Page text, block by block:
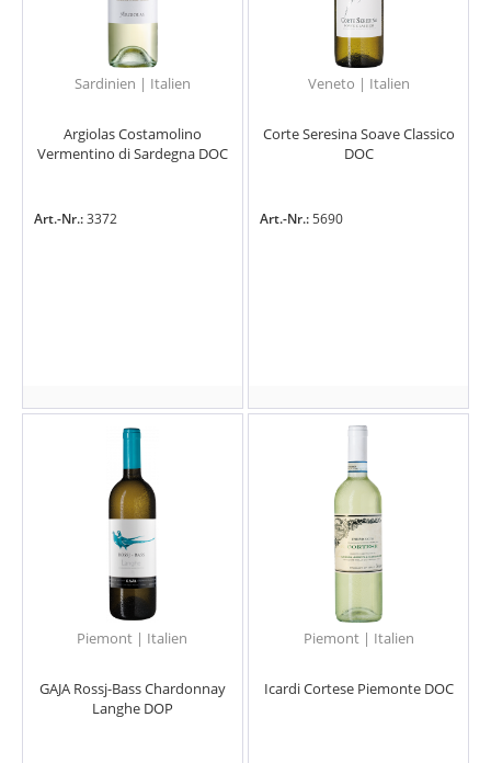
Sardinien | Italien
Argiolas Costamolino
Vermentino di Sardegna DOC
Art.-Nr.:3372
Veneto | Italien
Corte Seresina Soave Classico
DOC
Art.-Nr.:5690
Piemont | Italien
GAJA Rossj-Bass Chardonnay
Langhe DOP
Piemont | Italien
Icardi Cortese Piemonte DOC